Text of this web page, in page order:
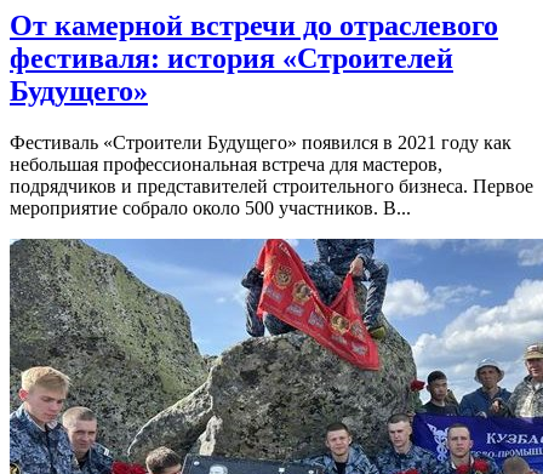
От камерной встречи до отраслевого
фестиваля: история «Строителей
Будущего»
Фестиваль «Строители Будущего» появился в 2021 году как
небольшая профессиональная встреча для мастеров,
подрядчиков и представителей строительного бизнеса. Первое
мероприятие собрало около 500 участников. В...